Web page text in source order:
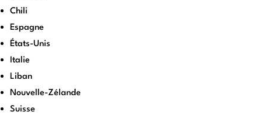
Chili
Espagne
États-Unis
Italie
Liban
Nouvelle-Zélande
Suisse